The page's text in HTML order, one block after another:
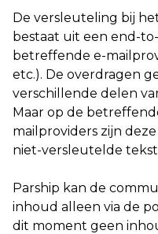
De versleuteling bij
bestaat uit een end-
betreffende e-
etc.). De overdragen
verschillende delen
Maar op de
mailproviders zijn
niet-versleutelde
Parship kan de
inhoud alleen via de
dit moment geen